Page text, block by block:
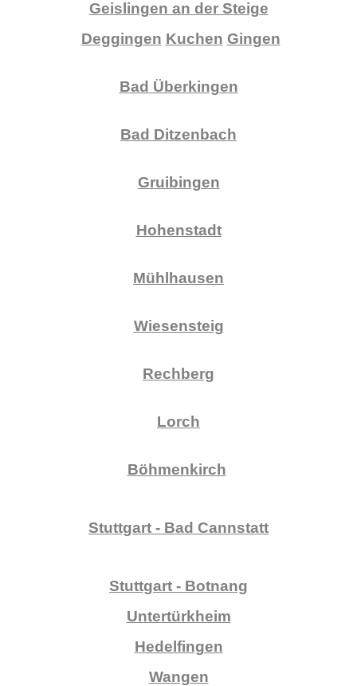
Geislingen an der Steige
Deggingen Kuchen Gingen
Bad Überkingen
Bad Ditzenbach
Gruibingen
Hohenstadt
Mühlhausen
Wiesensteig
Rechberg
Lorch
Böhmenkirch
Stuttgart - Bad Cannstatt
Stuttgart - Botnang
Untertürkheim
Hedelfingen
Wangen